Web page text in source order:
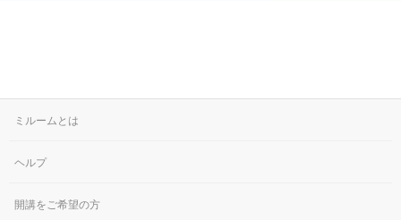
ミルームとは
ヘルプ
開講をご希望の方